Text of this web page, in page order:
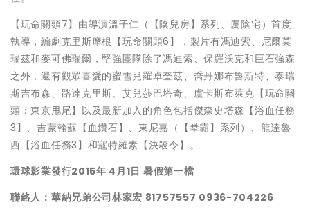
【玩命關頭7】由導演溫子仁（【陰兒房】系列、厲陰宅）首度
執導，編劇克里斯摩根【玩命關頭6】，製片有馮迪索、尼爾莫
瑞茲和麥可佛瑞爾，堅強團隊除了馮迪索、保羅沃克和巨石強森
之外，還有觀眾喜愛的蜜雪兒羅卓奎茲、喬丹娜布魯斯特、泰瑞
斯吉布森、路達克里斯、艾兒莎巴塔奇、盧卡斯布萊克【玩命關
頭：東京甩尾】以及最新加入的角色包括傑森史塔森【浴血任務
3】、吉蒙翰蘇【血鑽石】、東尼嘉（【拳霸】系列）、龍達魯
西【浴血任務3】和寇特羅素【決殺令】。
環球影業發行2015年 4月1日 暑假第一檔
聯絡人：華納兄弟公司林家宏 81757557 0936-704226